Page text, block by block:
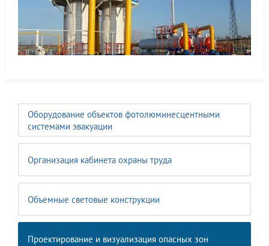
Оборудование объектов фотолюминесцентными
системами эвакуации
Организация кабинета охраны труда
Объемные световые конструкции
Проектирование и визуализация опасных зон